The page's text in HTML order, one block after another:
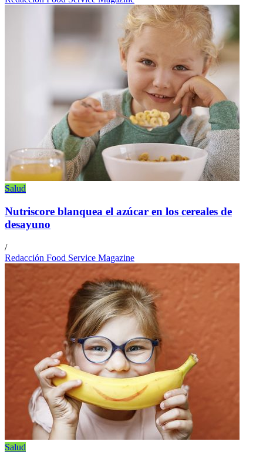
Salud
Nutriscore blanquea el azúcar en los cereales de
desayuno
/
Redacción Food Service Magazine
Salud